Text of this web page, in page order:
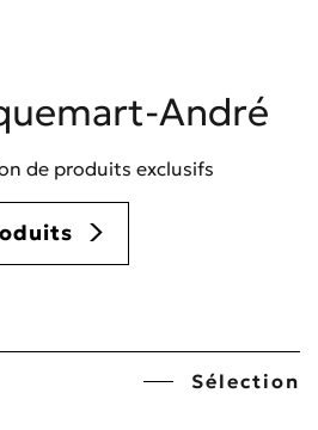
André
de produits exclusifs
Sélection